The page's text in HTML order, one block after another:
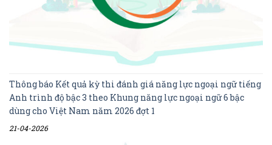
Thông báo Kết quả kỳ thi đánh giá năng lực ngoại ngữ tiếng
Anh trình độ bậc 3 theo Khung năng lực ngoại ngữ 6 bậc
dùng cho Việt Nam năm 2026 đợt 1
21-04-2026